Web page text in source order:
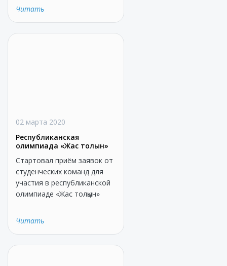
Читать
02 марта 2020
Республиканская
олимпиада «Жас толқын»
Стартовал приём заявок от
студенческих команд для
участия в республиканской
олимпиаде «Жас толқын»
Читать